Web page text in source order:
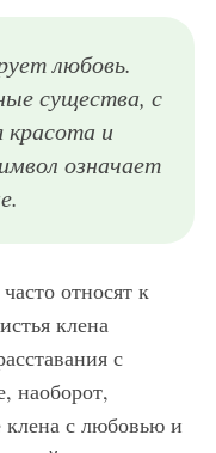
любовь.
существа, с
и
означает
относят к
клена
с
наоборот,
клена с любовью и